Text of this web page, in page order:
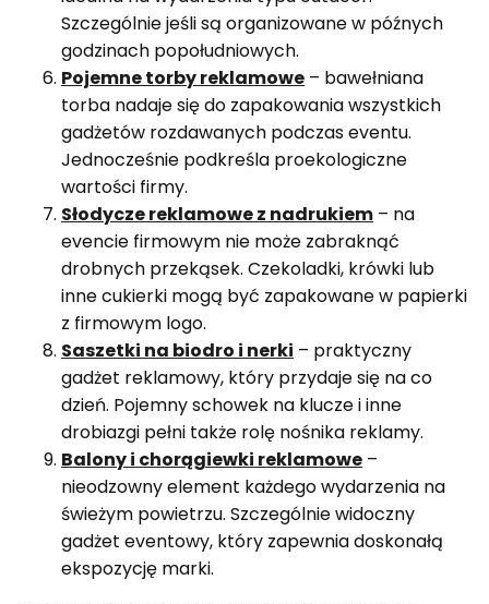
Szczególnie jeśli są organizowane w późnych
godzinach popołudniowych.
Pojemne torby reklamowe – bawełniana
torba nadaje się do zapakowania wszystkich
gadżetów rozdawanych podczas eventu.
Jednocześnie podkreśla proekologiczne
wartości firmy.
Słodycze reklamowe z nadrukiem – na
evencie firmowym nie może zabraknąć
drobnych przekąsek. Czekoladki, krówki lub
inne cukierki mogą być zapakowane w papierki
z firmowym logo.
Saszetki na biodro i nerki – praktyczny
gadżet reklamowy, który przydaje się na co
dzień. Pojemny schowek na klucze i inne
drobiazgi pełni także rolę nośnika reklamy.
Balony i chorągiewki reklamowe –
nieodzowny element każdego wydarzenia na
świeżym powietrzu. Szczególnie widoczny
gadżet eventowy, który zapewnia doskonałą
ekspozycję marki.